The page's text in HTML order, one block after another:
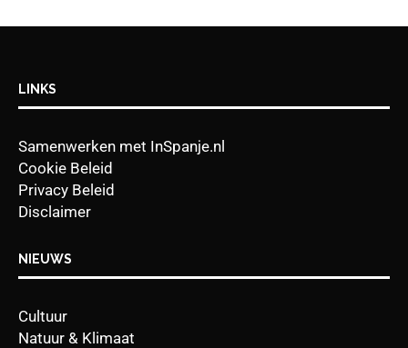
LINKS
Samenwerken met InSpanje.nl
Cookie Beleid
Privacy Beleid
Disclaimer
NIEUWS
Cultuur
Natuur & Klimaat